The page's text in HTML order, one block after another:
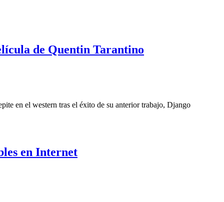
de Quentin Tarantino
en el western tras el éxito de su anterior trabajo, Django
en Internet